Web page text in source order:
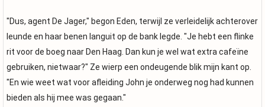
"Dus, agent De Jager," begon Eden, terwijl ze verleidelijk achterover
leunde en haar benen languit op de bank legde. "Je hebt een flinke
rit voor de boeg naar Den Haag. Dan kun je wel wat extra cafeïne
gebruiken, nietwaar?" Ze wierp een ondeugende blik mijn kant op.
"En wie weet wat voor afleiding John je onderweg nog had kunnen
bieden als hij mee was gegaan."